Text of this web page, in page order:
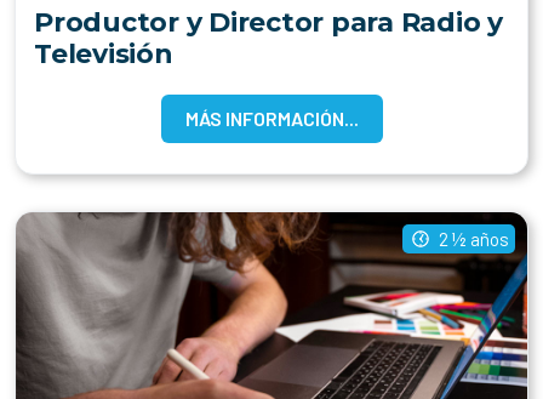
Productor y Director para Radio y
Televisión
MÁS INFORMACIÓN...
2 ½ años